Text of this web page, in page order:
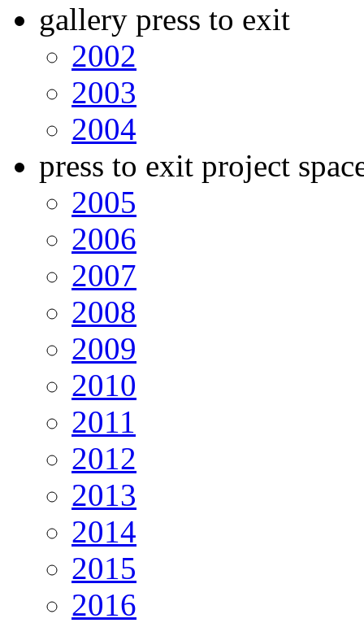
gallery press to exit
2002
2003
2004
press to exit project
2005
2006
2007
2008
2009
2010
2011
2012
2013
2014
2015
2016